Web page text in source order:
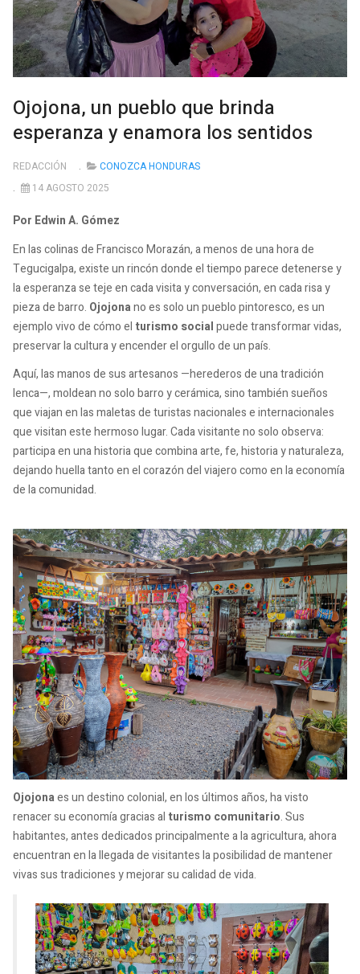
Ojojona, un pueblo que brinda
esperanza y enamora los sentidos
REDACCIÓN
CONOZCA HONDURAS
14 AGOSTO 2025
Por Edwin A. Gómez
En las colinas de Francisco Morazán, a menos de una hora de
Tegucigalpa, existe un rincón donde el tiempo parece detenerse y
la esperanza se teje en cada visita y conversación, en cada risa y
pieza de barro. Ojojonano es solo un pueblo pintoresco, es un
ejemplo vivo de cómo el turismo socialpuede transformar vidas,
preservar la cultura y encender el orgullo de un país.
Aquí, las manos de sus artesanos —herederos de una tradición
lenca—, moldean no solo barro y cerámica, sino también sueños
que viajan en las maletas de turistas nacionales e internacionales
que visitan este hermoso lugar. Cada visitante no solo observa:
participa en una historia que combina arte, fe, historia y naturaleza,
dejando huella tanto en el corazón del viajero como en la economía
de la comunidad.
Ojojonaes un destino colonial, en los últimos años, ha visto
renacer su economía gracias al turismo comunitario. Sus
habitantes, antes dedicados principalmente a la agricultura, ahora
encuentran en la llegada de visitantes la posibilidad de mantener
vivas sus tradiciones y mejorar su calidad de vida.